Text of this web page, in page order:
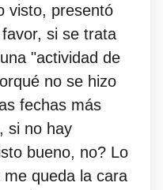
visto, presentó
si se trata
"actividad de
no se hizo
fechas más
si no hay
bueno, no? Lo
queda la cara